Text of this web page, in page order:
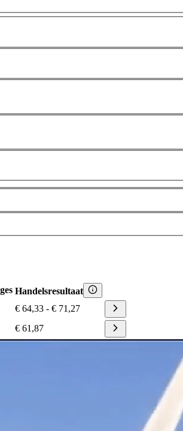
Handelsresultaat
€ 64,33 - € 71,27
€ 61,87